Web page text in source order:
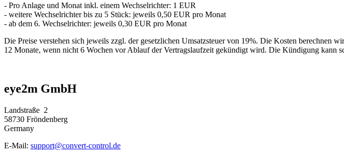
- Pro Anlage und Monat inkl. einem Wechselrichter: 1 EUR
- weitere Wechselrichter bis zu 5 Stück: jeweils 0,50 EUR pro Monat
- ab dem 6. Wechselrichter: jeweils 0,30 EUR pro Monat
Die Preise verstehen sich jeweils zzgl. der gesetzlichen Umsatzsteuer von 19%. Die Kosten berechnen
12 Monate, wenn nicht 6 Wochen vor Ablauf der Vertragslaufzeit gekündigt wird. Die Kündigung kann
eye2m GmbH
Landstraße 2
58730 Fröndenberg
Germany
E-Mail: support@convert-control.de